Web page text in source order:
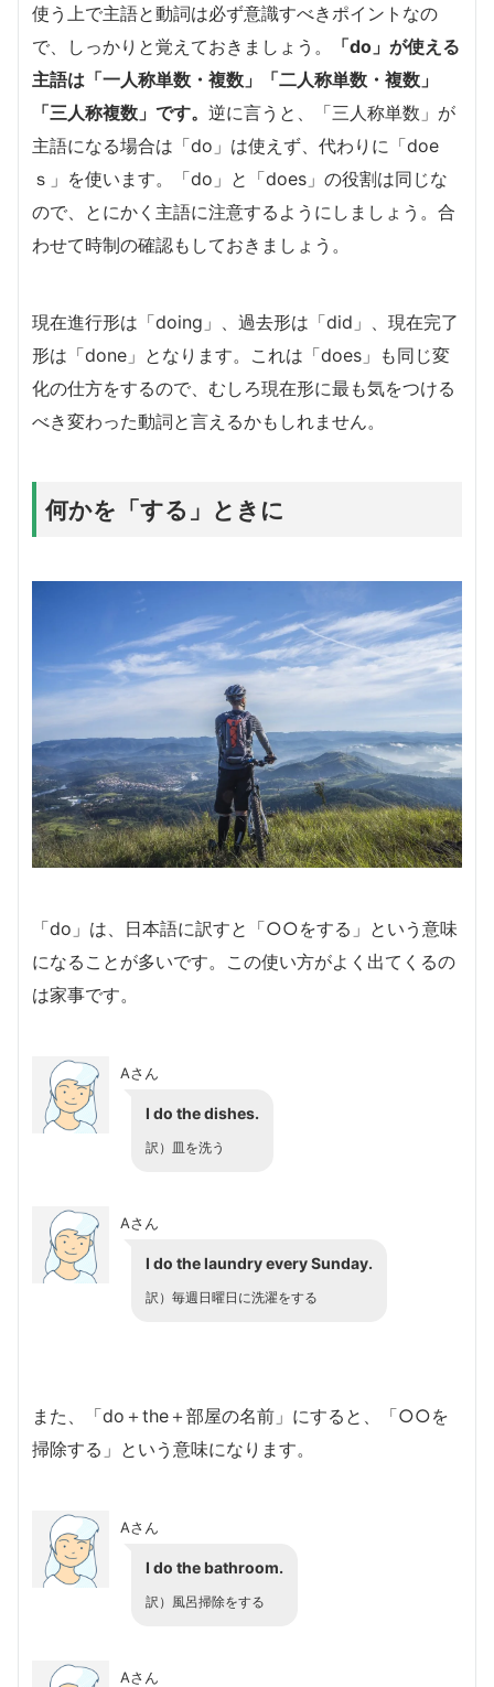
使う上で主語と動詞は必ず意識すべきポイントなの
で、しっかりと覚えておきましょう。
「do」が使える
主語は「一人称単数・複数」「二人称単数・複数」
「三人称複数」です。 逆に言うと、「三人称単数」が
主語になる場合は「do」は使えず、代わりに「doe
ｓ」を使います。「do」と「does」の役割は同じな
ので、とにかく主語に注意するようにしましょう。合
わせて時制の確認もしておきましょう。
現在進行形は「doing」、過去形は「did」、現在完了
形は「done」となります。これは「does」も同じ変
化の仕方をするので、むしろ現在形に最も気をつける
べき変わった動詞と言えるかもしれません。
何かを「する」ときに
「do」は、日本語に訳すと「○○をする」という意味
になることが多いです。この使い方がよく出てくるの
は家事です。
Aさん
I do the dishes.
訳）皿を洗う
Aさん
I do the laundry every Sunday.
訳）毎週日曜日に洗濯をする
また、「do＋the＋部屋の名前」にすると、「○○を
掃除する」という意味になります。
Aさん
I do the bathroom.
訳）風呂掃除をする
Aさん